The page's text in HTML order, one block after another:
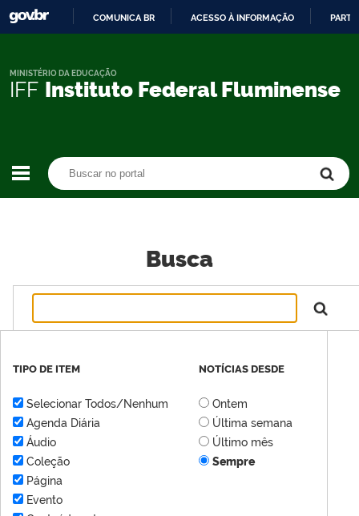
CONTEÚDO
COMUNICA BR ACESSO À INFORMAÇÃO
IFF Instituto Federal Fluminense
MINISTÉRIO DA EDUCAÇÃO
Busca
TIPO DE ITEM
Selecionar Todos/Nenhum
Agenda Diária
Áudio
Coleção
Página
Evento
NOTÍCIAS DESDE
Ontem
Última semana
Último mês
Sempre